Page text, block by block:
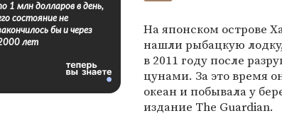
На японском острове
нашли рыбацкую
в 2011 году после
цунами. За это время
океан и побывала у
издание The Guardian.
1 млн долларов в день,
состояние не
бы и через
лет